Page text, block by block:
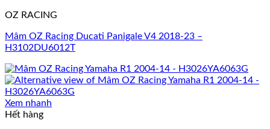
OZ RACING
Mâm OZ Racing Ducati Panigale V4 2018-23 –
H3102DU6012T
Xem nhanh
Hết hàng